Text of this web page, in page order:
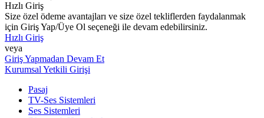
Hızlı Giriş
Size özel ödeme avantajları ve size özel tekliflerden faydalanmak
için Giriş Yap/Üye Ol seçeneği ile devam edebilirsiniz.
Hızlı Giriş
veya
Giriş Yapmadan Devam Et
Kurumsal Yetkili Girişi
Pasaj
TV-Ses Sistemleri
Ses Sistemleri